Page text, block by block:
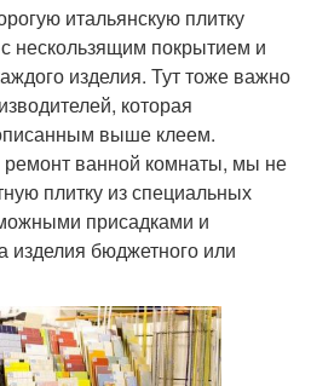
итальянскую плитку
нескользящим покрытием и
изделия. Тут тоже важно
которая
выше клеем.
ванной комнаты, мы не
плитку из специальных
присадками и
изделия бюджетного или